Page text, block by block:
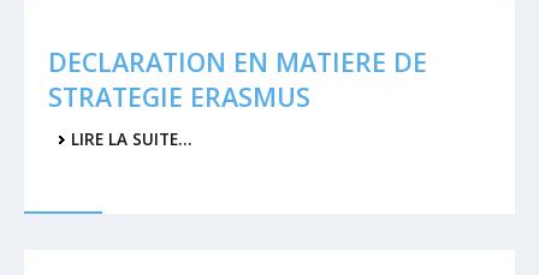
DECLARATION EN MATIERE DE
STRATEGIE ERASMUS
LIRE LA SUITE…